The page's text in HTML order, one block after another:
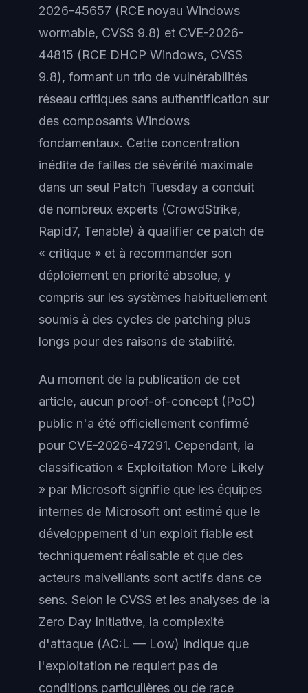
2026-45657 (RCE noyau Windows
wormable, CVSS 9.8) et CVE-2026-
44815 (RCE DHCP Windows, CVSS
9.8), formant un trio de vulnérabilités
réseau critiques sans authentification sur
des composants Windows
fondamentaux. Cette concentration
inédite de failles de sévérité maximale
dans un seul Patch Tuesday a conduit
de nombreux experts (CrowdStrike,
Rapid7, Tenable) à qualifier ce patch de
« critique » et à recommander son
déploiement en priorité absolue, y
compris sur les systèmes habituellement
soumis à des cycles de patching plus
longs pour des raisons de stabilité.
Au moment de la publication de cet
article, aucun proof-of-concept (PoC)
public n'a été officiellement confirmé
pour CVE-2026-47291. Cependant, la
classification « Exploitation More Likely
» par Microsoft signifie que les équipes
internes de Microsoft ont estimé que le
développement d'un exploit fiable est
techniquement réalisable et que des
acteurs malveillants sont actifs dans ce
sens. Selon le CVSS et les analyses de la
Zero Day Initiative, la complexité
d'attaque (AC:L — Low) indique que
l'exploitation ne requiert pas de
conditions particulières ou de race